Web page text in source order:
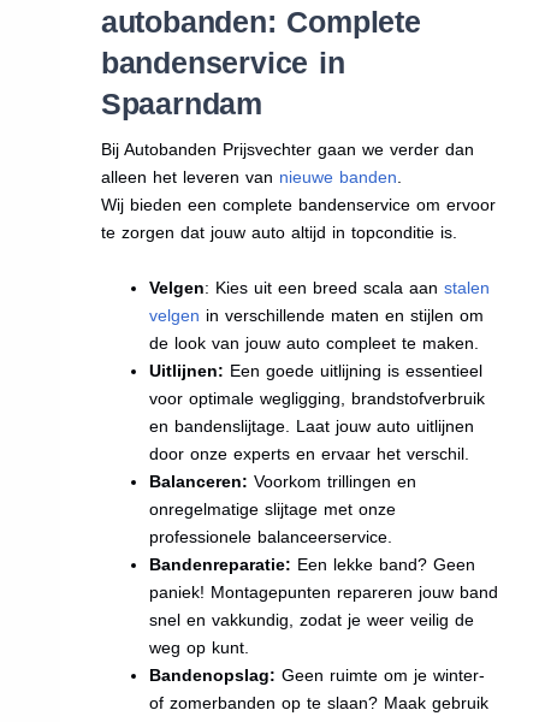
autobanden: Complete
bandenservice in
Spaarndam
Bij Autobanden Prijsvechter gaan we verder dan
alleen het leveren van nieuwe banden.
Wij bieden een complete bandenservice om ervoor
te zorgen dat jouw auto altijd in topconditie is.
Velgen: Kies uit een breed scala aan stalen
velgen in verschillende maten en stijlen om
de look van jouw auto compleet te maken.
Uitlijnen: Een goede uitlijning is essentieel
voor optimale wegligging, brandstofverbruik
en bandenslijtage. Laat jouw auto uitlijnen
door onze experts en ervaar het verschil.
Balanceren: Voorkom trillingen en
onregelmatige slijtage met onze
professionele balanceerservice.
Bandenreparatie: Een lekke band? Geen
paniek! Montagepunten repareren jouw band
snel en vakkundig, zodat je weer veilig de
weg op kunt.
Bandenopslag: Geen ruimte om je winter-
of zomerbanden op te slaan? Maak gebruik